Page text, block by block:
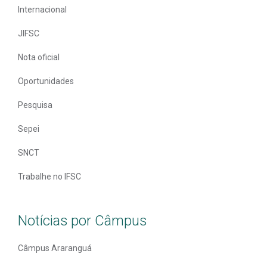
Internacional
JIFSC
Nota oficial
Oportunidades
Pesquisa
Sepei
SNCT
Trabalhe no IFSC
Notícias por Câmpus
Câmpus Araranguá